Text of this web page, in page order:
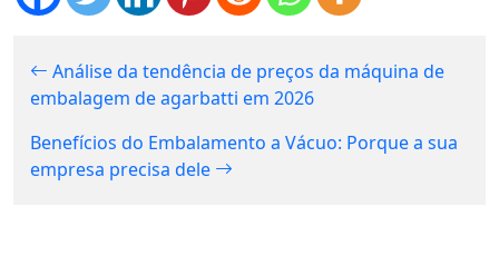
Análise da tendência de preços da máquina de
embalagem de agarbatti em 2026
Benefícios do Embalamento a Vácuo: Porque a sua
empresa precisa dele